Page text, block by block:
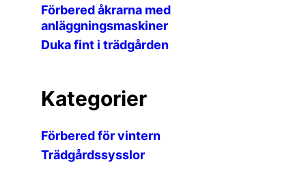
Förbered åkrarna med
anläggningsmaskiner
Duka fint i trädgården
Kategorier
Förbered för vintern
Trädgårdssysslor